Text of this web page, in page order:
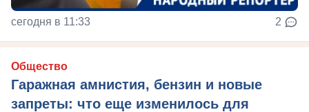
сегодня в 11:33 2
Общество
Гаражная амнистия, бензин и новые
запреты: что еще изменилось для